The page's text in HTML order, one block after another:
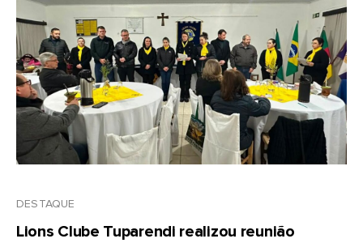
DESTAQUE
Lions Clube Tuparendi realizou reunião